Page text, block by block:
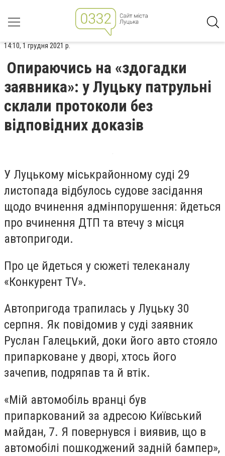
14:10, 1 грудня 2021 р.
Опираючись на «здогадки
заявника»: у Луцьку патрульні
склали протоколи без
відповідних доказів
У Луцькому міськрайонному суді 29
листопада відбулось судове засідання
щодо вчинення адмінпорушення: йдеться
про вчинення ДТП та втечу з місця
автопригоди.
Про це йдеться у сюжеті телеканалу
«Конкурент TV».
Автопригода трапилась у Луцьку 30
серпня. Як повідомив у суді заявник
Руслан Галецький, доки його авто стояло
припарковане у дворі, хтось його
зачепив, подряпав та й втік.
«Мій автомобіль вранці був
припаркований за адресою Київський
майдан, 7. Я повернувся і виявив, що в
автомобілі пошкоджений задній бампер»,